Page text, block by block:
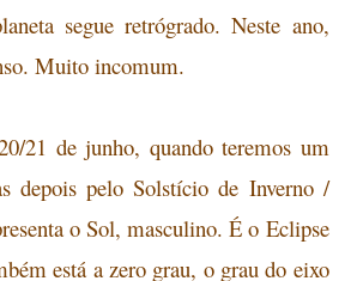
segue retrógrado. Neste ano,
Muito incomum.
21 de junho, quando teremos um
depois pelo Solstício de Inverno /
o Sol, masculino. É o Eclipse
está a zero grau, o grau do eixo